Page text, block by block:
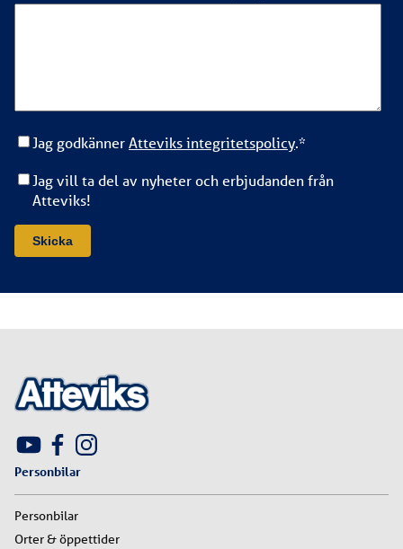
Jag godkännerAtteviks integritetspolicy.*
Jag vill ta del av nyheter och erbjudanden från
Atteviks!
Personbilar
Personbilar
Orter & öppettider